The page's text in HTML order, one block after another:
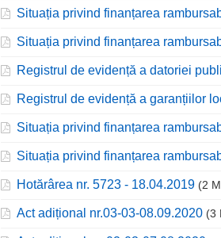
Situația privind finanțarea
Situația privind finanțarea
Registrul de evidență a datoriei
Registrul de evidență a garanțiilor
Situația privind finanțarea
Situația privind finanțarea
Hotărârea nr. 5723 - 18.04.2019 (2
Act adițional nr.03-03-08.09.2020 (3